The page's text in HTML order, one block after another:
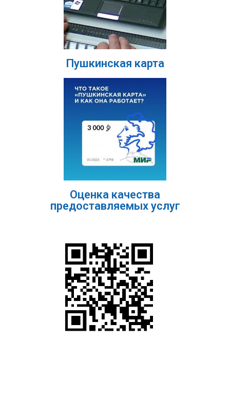
Пушкинская карта
Оценка качества
предоставляемых услуг